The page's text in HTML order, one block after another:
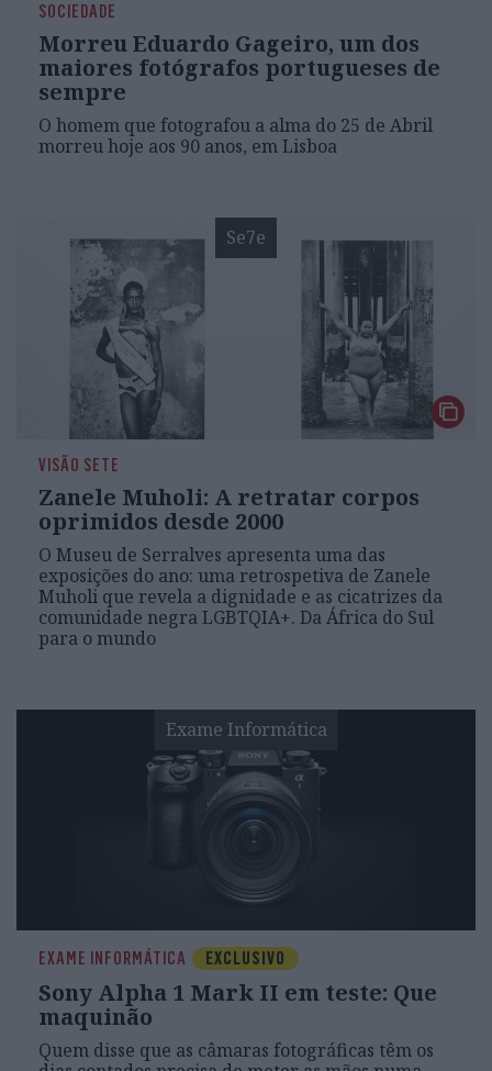
SOCIEDADE
Morreu Eduardo Gageiro, um dos
maiores fotógrafos portugueses de
sempre
O homem que fotografou a alma do 25 de Abril
morreu hoje aos 90 anos, em Lisboa
Se7e
VISÃO SETE
Zanele Muholi: A retratar corpos
oprimidos desde 2000
O Museu de Serralves apresenta uma das
exposições do ano: uma retrospetiva de Zanele
Muholi que revela a dignidade e as cicatrizes da
comunidade negra LGBTQIA+. Da África do Sul
para o mundo
Exame Informática
EXAME INFORMÁTICA EXCLUSIVO
Sony Alpha 1 Mark II em teste: Que
maquinão
Quem disse que as câmaras fotográficas têm os